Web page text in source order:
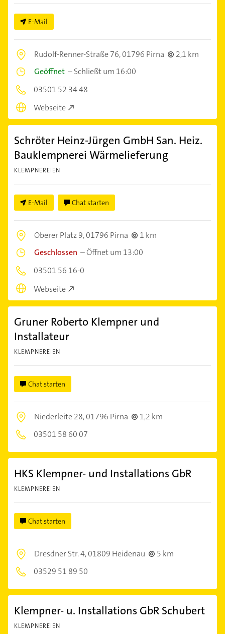
E-Mail
Rudolf-Renner-Straße 76,01796 Pirna
2,1 km
Geöffnet –Schließt um 16:00
03501 52 34 48
Webseite
Schröter Heinz-Jürgen GmbH San. Heiz.
Bauklempnerei Wärmelieferung
KLEMPNEREIEN
E-Mail Chat starten
Oberer Platz 9,01796 Pirna
1 km
Geschlossen –Öffnet um 13:00
03501 56 16-0
Webseite
Gruner Roberto Klempner und
Installateur
KLEMPNEREIEN
Chat starten
Niederleite 28,01796 Pirna
1,2 km
03501 58 60 07
HKS Klempner- und Installations GbR
KLEMPNEREIEN
Chat starten
Dresdner Str. 4,01809 Heidenau
5 km
03529 51 89 50
Klempner- u. Installations GbR Schubert
KLEMPNEREIEN